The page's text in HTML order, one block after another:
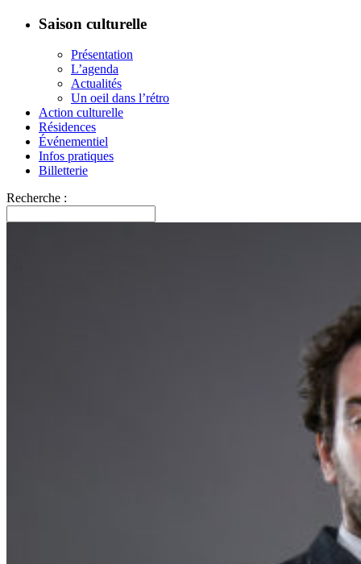
Saison culturelle
Présentation
L’agenda
Actualités
Un oeil dans l’rétro
Action culturelle
Résidences
Événementiel
Infos pratiques
Billetterie
Recherche :